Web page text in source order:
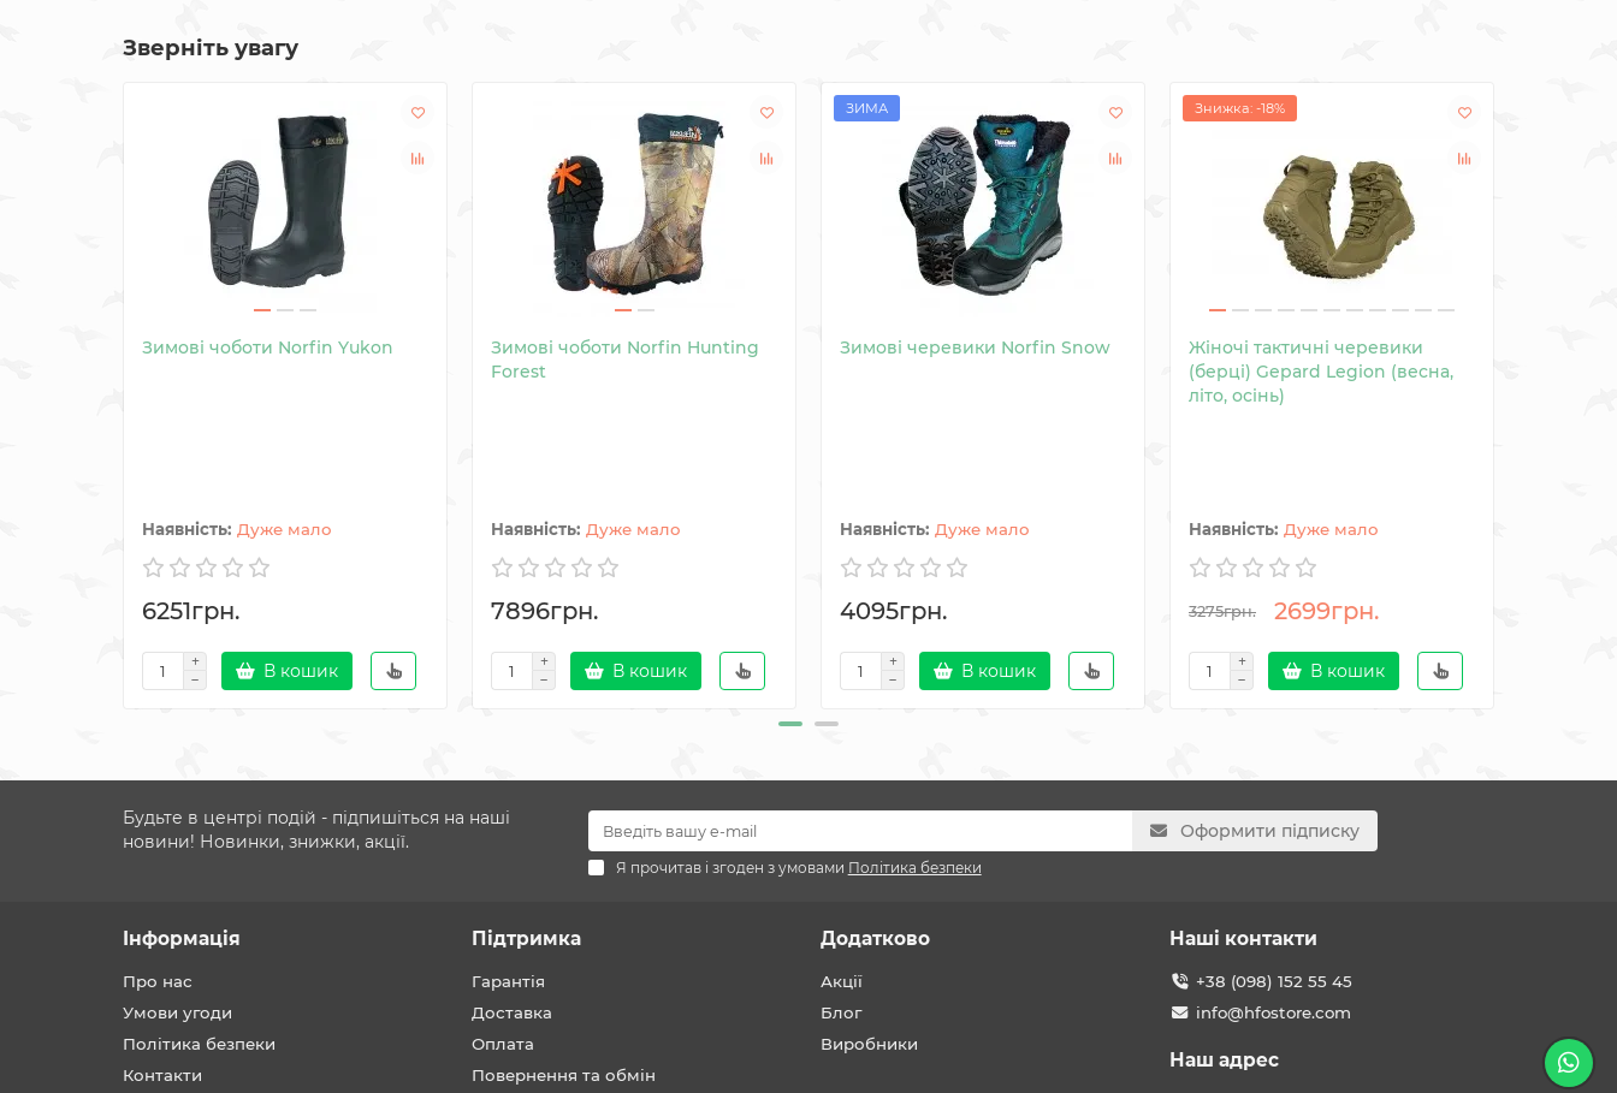
Зверніть увагу
Зимові чоботи Norfin Yukon
Дуже мало
6251грн.
В кошик
Зимові чоботи Norfin Hunting
Forest
Дуже мало
7896грн.
В кошик
ЗИМА
Зимові черевики Norfin Snow
Дуже мало
4095грн.
В кошик
Знижка: -18%
Жіночі тактичні черевики
(берці) Gepard Legion (весна,
літо, осінь)
Дуже мало
3275грн. 2699грн.
В кошик
Будьте в центрі подій - підпишіться на наші
новини! Новинки, знижки, акції.
Оформити підписку
Я прочитав і згоден з умовами Політика безпеки
Інформація
Про нас
Умови угоди
Політика безпеки
Контакти
Підтримка
Гарантія
Доставка
Оплата
Повернення та обмін
Додатково
Акції
Блог
Виробники
Наші контакти
+38 (098) 152 55 45
info@hfostore.com
Наш адрес